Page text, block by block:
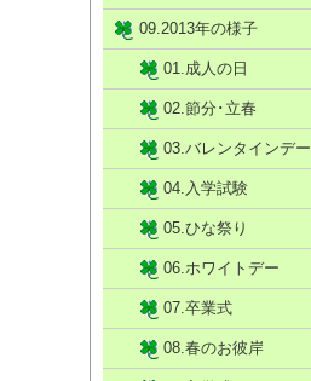
09.2013年の様子
01.成人の日
02.節分･立春
03.バレンタインデー
04.入学試験
05.ひな祭り
06.ホワイトデー
07.卒業式
08.春のお彼岸